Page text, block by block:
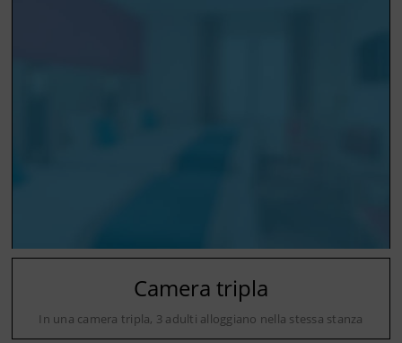
Camera tripla
In una camera tripla, 3 adulti alloggiano nella stessa stanza